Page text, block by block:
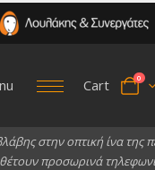
Cart 0
λάβης στην οπτική ίνα της π
θέτουν προσωρινά τηλεφωνί